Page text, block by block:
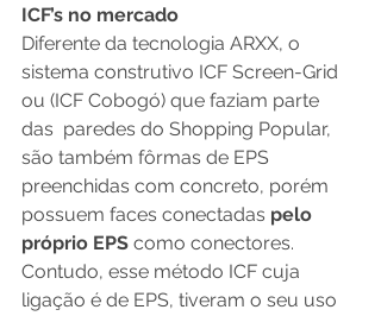
ICF’s no mercado
Diferente da tecnologia ARXX, o
sistema construtivo ICF Screen-Grid
ou (ICF Cobogó) que faziam parte
das  paredes do Shopping Popular,
são também fôrmas de EPS
preenchidas com concreto, porém
possuem faces conectadas pelo
próprio EPS como conectores.
Contudo, esse método ICF cuja
ligação é de EPS, tiveram o seu uso